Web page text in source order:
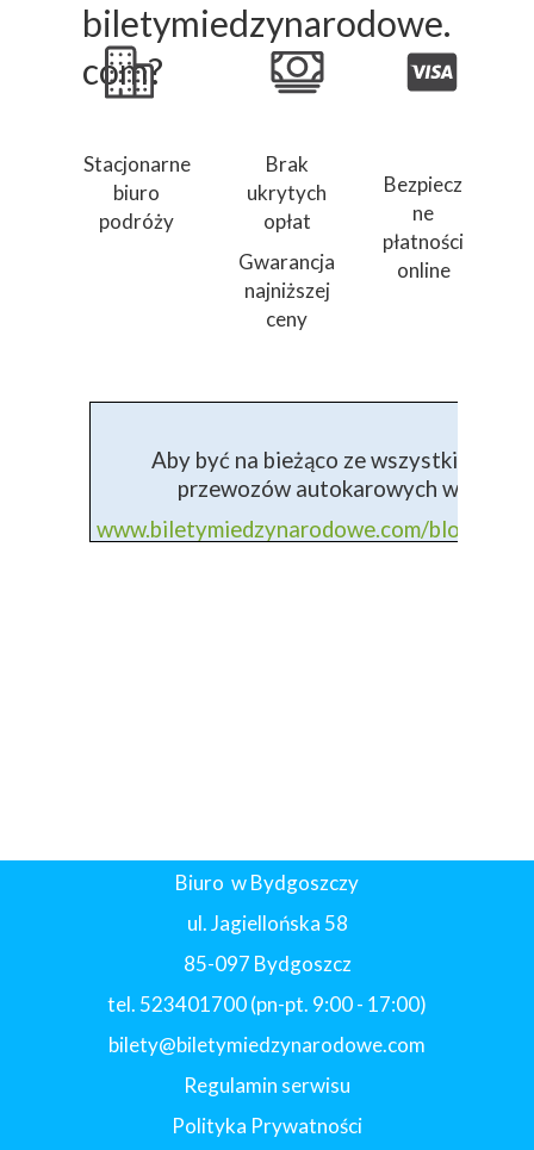
Bezpiecz
ne
płatności
online
Brak
ukrytych
opłat
Gwarancja
najniższej
ceny
Stacjonarne
biuro
podróży
biletymiedzynarodowe.
com?
Aby być na bieżąco ze wszystkimi
przewozów autokarowych wejdź na
www.biletymiedzynarodowe.com/
Biuro w Bydgoszczy
ul. Jagiellońska 58
85-097 Bydgoszcz
tel. 523401700 (pn-pt. 9:00 - 17:00)
bilety@biletymiedzynarodowe.com
Regulamin serwisu
Polityka Prywatności